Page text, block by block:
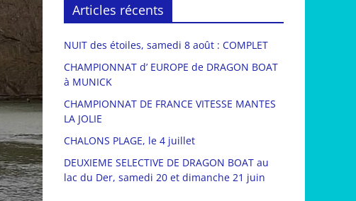
Articles récents
NUIT des étoiles, samedi 8 août : COMPLET
CHAMPIONNAT d’ EUROPE de DRAGON BOAT
à MUNICK
CHAMPIONNAT DE FRANCE VITESSE MANTES
LA JOLIE
CHALONS PLAGE, le 4 juillet
DEUXIEME SELECTIVE DE DRAGON BOAT au
lac du Der, samedi 20 et dimanche 21 juin